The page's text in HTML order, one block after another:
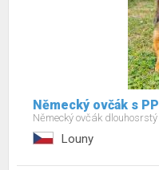
Německý ovčák s PP
Německý ovčák dlouhosrstý
Louny